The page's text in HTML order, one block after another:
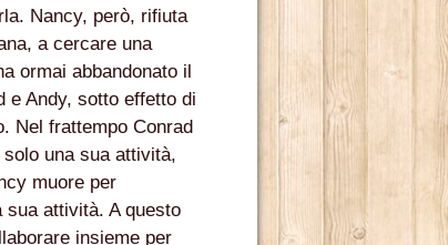
Nancy, però, rifiuta
a cercare una
ormai abbandonato il
e Andy, sotto effetto di
Nel frattempo Conrad
una sua attività,
muore per
sua attività. A questo
insieme per